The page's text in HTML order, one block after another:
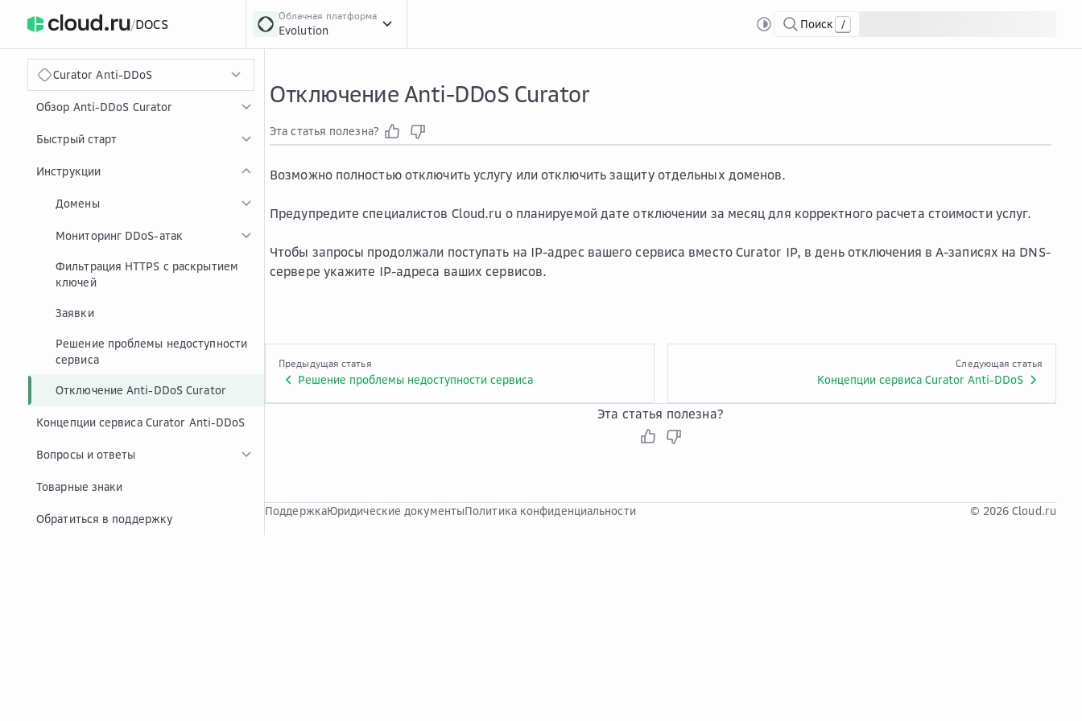
/DOCS
Облачная платформа
Evolution Поиск /
Curator Anti-DDoS
Обзор Anti-DDoS Curator
Быстрый старт
Инструкции
Домены
Мониторинг DDoS-атак
Фильтрация HTTPS с раскрытием
ключей
Заявки
Решение проблемы недоступности
сервиса
Отключение Anti-DDoS Curator
Концепции сервиса Curator Anti-DDoS
Вопросы и ответы
Товарные знаки
Обратиться в поддержку
Отключение Anti-DDoS Curator
Эта статья полезна?
Возможно полностью отключить услугу или отключить защиту отдельных доменов.
Предупредите специалистов Cloud.ru о планируемой дате отключении за месяц для корректного расчета стоимости услуг.
Чтобы запросы продолжали поступать на IP-адрес вашего сервиса вместо Curator IP, в день отключения в A-записях на DNS-
сервере укажите IP-адреса ваших сервисов.
Предыдущая статья
Решение проблемы недоступности сервиса
Следующая статья
Концепции сервиса Curator Anti-DDoS
Эта статья полезна?
ПоддержкаЮридические документыПолитика конфиденциальности © 2026 Cloud.ru